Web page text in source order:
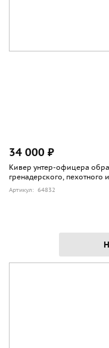
34 000 ₽
Кивер унтер-офицера
гренадерского, пехотного
Артикул: 64832